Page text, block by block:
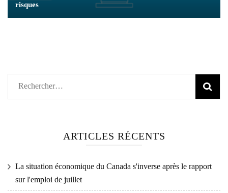
risques
Rechercher :
ARTICLES RÉCENTS
La situation économique du Canada s'inverse après le rapport
sur l'emploi de juillet